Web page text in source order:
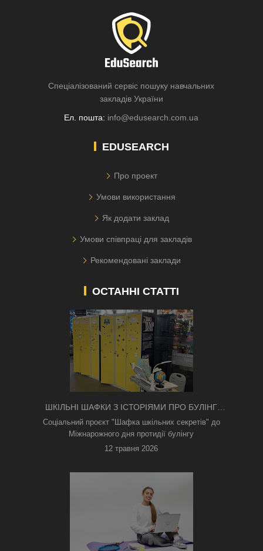
Спеціалізований сервіс пошуку навчальних
закладів України
Ел. пошта: info@edusearch.com.ua
EDUSEARCH
Про проект
Умови використання
Як додати заклад
Умови співпраці для закладів
Рекомендовані заклади
ОСТАННІ СТАТТІ
ШКІЛЬНІ ШАФКИ З ІСТОРІЯМИ ПРО БУЛІНГ
З'ЯВИЛИСЯ В КИЄВІ
Соціальний проєкт "Шафка шкільних секретів" до
Міжнарожного дня протидії булінгу
12 травня 2026